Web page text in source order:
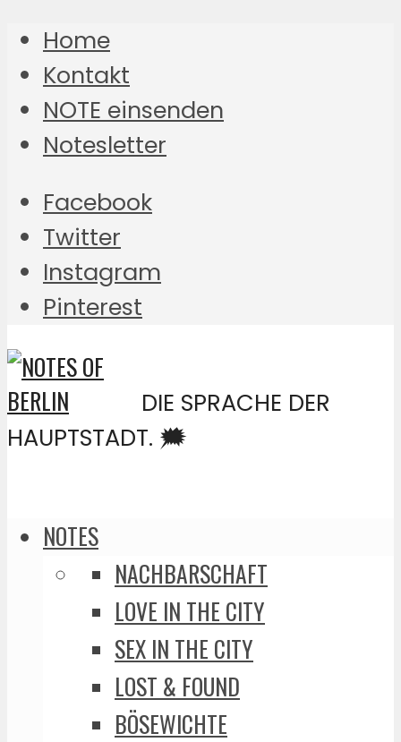
Home
Kontakt
NOTE einsenden
Notesletter
Facebook
Twitter
Instagram
Pinterest
DIE SPRACHE DER
HAUPTSTADT. 🗯️
NOTES
NACHBARSCHAFT
LOVE IN THE CITY
SEX IN THE CITY
LOST & FOUND
BÖSEWICHTE